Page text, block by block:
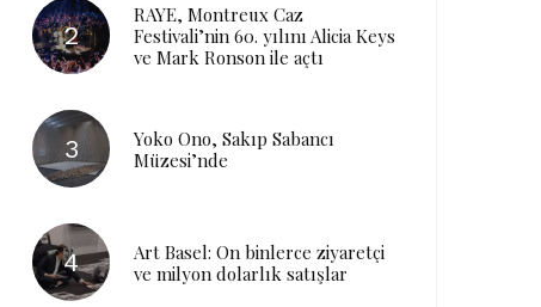
RAYE, Montreux Caz
Festivali’nin 60. yılını Alicia Keys
ve Mark Ronson ile açtı
Yoko Ono, Sakıp Sabancı
Müzesi’nde
Art Basel: On binlerce ziyaretçi
ve milyon dolarlık satışlar